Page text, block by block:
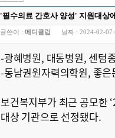
'필수의료 간호사 양성' 지원대상
글쓴이 : 메디클럽 날짜 : 2024-02-07
-광혜병원, 대동병원, 센텀
-동남권원자력의학원, 좋
보건복지부가 최근 공모한
대상 기관으로 선정됐다.